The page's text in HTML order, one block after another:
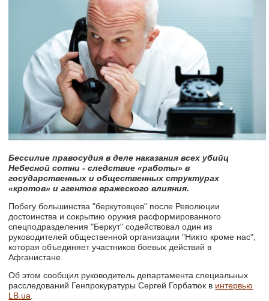
Бессилие правосудия в деле наказания всех убийц
Небесной сотни - следствие «работы» в
государственных и общественных структурах
«кротов» и агентов вражеского влияния.
Побегу большинства "беркутовцев" после Революции
достоинства и сокрытию оружия расформированного
спецподразделения "Беркут" содействовал один из
руководителей общественной организации "Никто кроме нас",
которая объединяет участников боевых действий в
Афганистане.
Об этом сообщил руководитель департамента специальных
расследований Генпрокуратуры Сергей Горбатюк в интервью
LB.ua